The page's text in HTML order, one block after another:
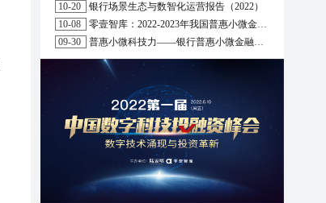
10-20
银行场景生态与数智化运营报告（2022）
10-08
零壹智库：2022-2023年我国普惠小微金融十大趋势展望
09-30
普惠小微科技力——银行普惠小微金融战略与科技解决方案研究报告（2022）